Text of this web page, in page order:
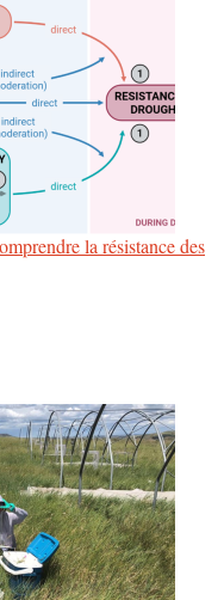
la résistance des